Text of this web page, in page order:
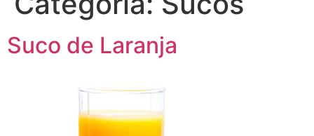
Suco de Laranja